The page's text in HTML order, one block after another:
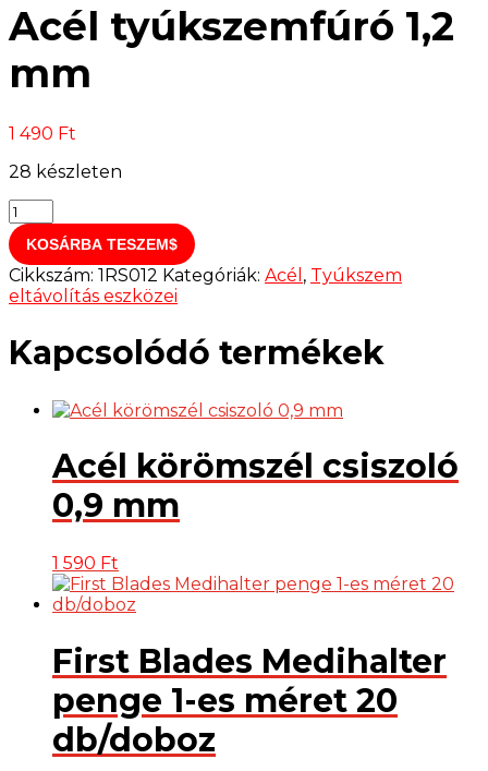
Acél tyúkszemfúró 1,2
mm
1 490 Ft
28 készleten
Acél
tyúkszemfúró
1,2
mm
mennyiség
KOSÁRBA TESZEM
Cikkszám: 1RS012 Kategóriák: Acél , Tyúkszem
eltávolítás eszközei
Kapcsolódó termékek
Acél körömszél csiszoló
0,9 mm
1 590 Ft
First Blades Medihalter
penge 1-es méret 20
db/doboz